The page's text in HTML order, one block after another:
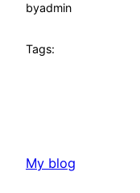
byadmin
Tags:
My blog